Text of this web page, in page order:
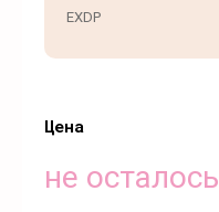
Цена
не осталось
EXDP